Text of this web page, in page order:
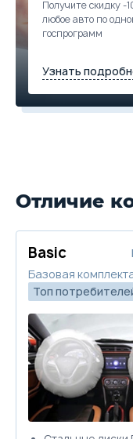
Получите скидку -
любое авто по
госпрограмм
Узнать
Отличие
Basic
Базовая
Топ